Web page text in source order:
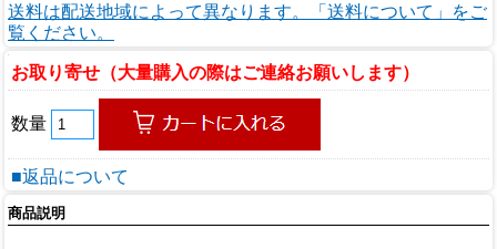
送料は配送地域によって異なります。「送料について」をご
覧ください。
お取り寄せ（大量購入の際はご連絡お願いします）
数量
■返品について
商品説明